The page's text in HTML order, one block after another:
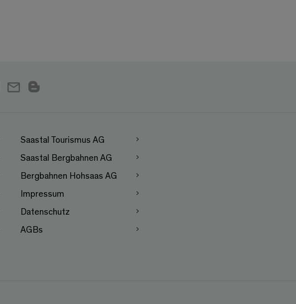
Saastal Tourismus AG
Saastal Bergbahnen AG
Bergbahnen Hohsaas AG
Impressum
Datenschutz
AGBs